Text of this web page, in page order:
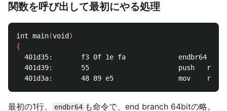
関数を呼び出して最初にやる処理
int main(void )
{
  401d35:       f3 0f 1e fa             endbr64
  401d39:       55                      push   rbp
最初の1行、 endbr64 も命令で、end branch 64bitの略。